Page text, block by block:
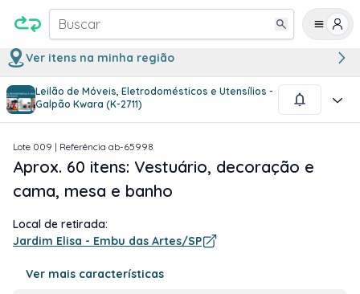
Buscar
Ver itens na minha região
Leilão de Móveis, Eletrodomésticos e Utensílios -
Galpão Kwara (K-2711)
1/4
Lote 009 | Referência ab-65998
Aprox. 60 itens: Vestuário, decoração e
cama, mesa e banho
Local de retirada:
Jardim Elisa - Embu das Artes/SP
Ver mais características